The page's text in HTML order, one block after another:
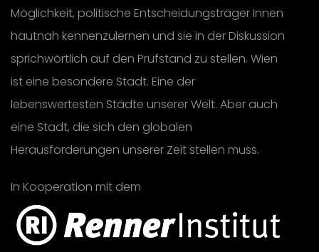
Möglichkeit, politische Entscheidungsträger Innen
hautnah kennenzulernen und sie in der Diskussion
sprichwörtlich auf den Prüfstand zu stellen. Wien
ist eine besondere Stadt. Eine der
lebenswertesten Städte unserer Welt. Aber auch
eine Stadt, die sich den globalen
Herausforderungen unserer Zeit stellen muss.
In Kooperation mit dem